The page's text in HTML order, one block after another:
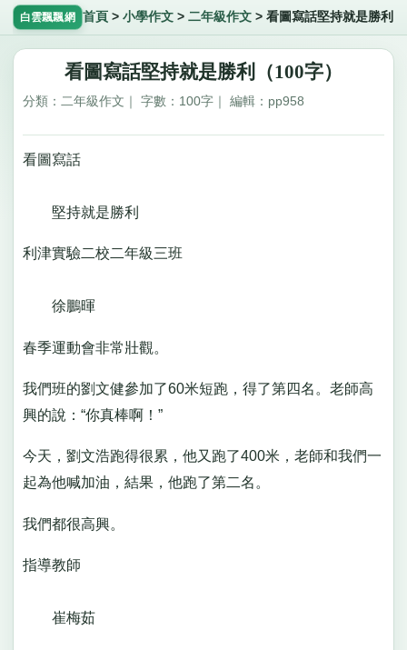
白雲飄飄網 首頁 > 小學作文> 二年級作文> 看圖寫話堅持就是勝利
看圖寫話堅持就是勝利（100字）
分類：二年級作文｜ 字數：100字｜ 編輯：pp958
看圖寫話
堅持就是勝利
利津實驗二校二年級三班
徐鵬暉
春季運動會非常壯觀。
我們班的劉文健參加了60米短跑，得了第四名。老師高
興的說：“你真棒啊！”
今天，劉文浩跑得很累，他又跑了400米，老師和我們一
起為他喊加油，結果，他跑了第二名。
我們都很高興。
指導教師
崔梅茹